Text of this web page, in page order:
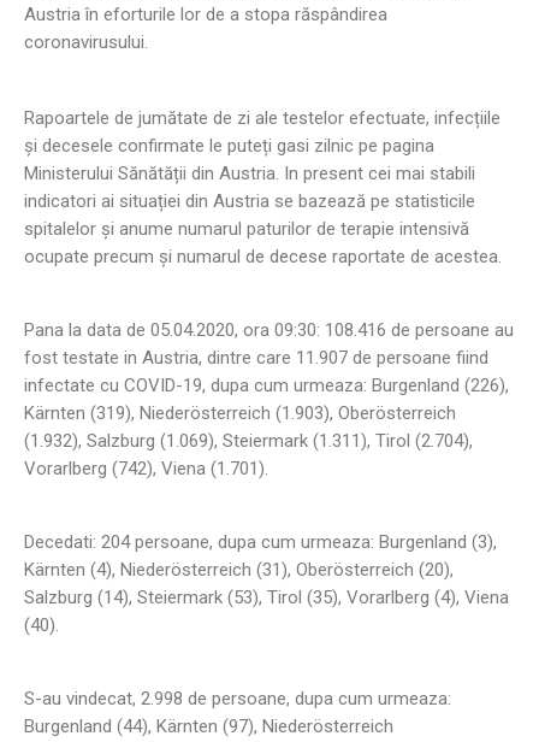
Austria în eforturile lor de a stopa răspândirea
coronavirusului.
Rapoartele de jumătate de zi ale testelor efectuate, infecțiile
și decesele confirmate le puteți gasi zilnic pe pagina
Ministerului Sănătății din Austria. In present cei mai stabili
indicatori ai situației din Austria se bazează pe statisticile
spitalelor și anume numarul paturilor de terapie intensivă
ocupate precum și numarul de decese raportate de acestea.
Pana la data de 05.04.2020, ora 09:30: 108.416 de persoane au
fost testate in Austria, dintre care 11.907 de persoane fiind
infectate cu COVID-19, dupa cum urmeaza: Burgenland (226),
Kärnten (319), Niederösterreich (1.903), Oberösterreich
(1.932), Salzburg (1.069), Steiermark (1.311), Tirol (2.704),
Vorarlberg (742), Viena (1.701).
Decedati: 204 persoane, dupa cum urmeaza: Burgenland (3),
Kärnten (4), Niederösterreich (31), Oberösterreich (20),
Salzburg (14), Steiermark (53), Tirol (35), Vorarlberg (4), Viena
(40).
S-au vindecat, 2.998 de persoane, dupa cum urmeaza:
Burgenland (44), Kärnten (97), Niederösterreich